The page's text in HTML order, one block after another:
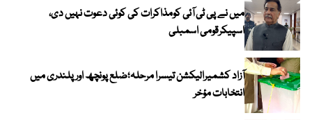
میں نے پی ٹی آئی کومذاکرات کی کوئی دعوت نہیں دی،
اسپیکرقومی اسمبلی
آزاد کشمیرالیکشن تیسرا مرحلہ؛ضلع پونچھ اور پلندری میں
انتخابات مؤخر